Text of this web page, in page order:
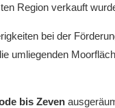
Region verkauft
bei der
umliegenden
bis Zeven